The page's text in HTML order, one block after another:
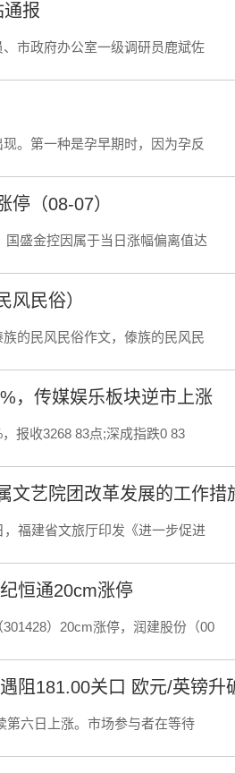
报
市政府办公室一级调研员鹿斌佐
。第一种是孕早期时，因为孕反
停（08-07）
盛金控因属于当日涨幅偏离值达
风民俗）
的民风民俗作文，傣族的民风民
，传媒娱乐板块逆市上涨
报收3268 83点;深成指跌0 83
艺院团改革发展的工作措
福建省文旅厅印发《进一步促进
恒通20cm涨停
）20cm涨停，润建股份（00
阻181.00关口 欧元/英镑升
第六日上涨。市场参与者在等待